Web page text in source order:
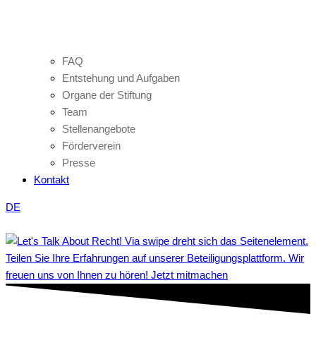
FAQ
Entstehung und Aufgaben
Organe der Stiftung
Team
Stellenangebote
Förderverein
Presse
Kontakt
DE
Teilen Sie Ihre Erfahrungen auf unserer Beteiligungsplattform. Wir
freuen uns von Ihnen zu hören! Jetzt mitmachen